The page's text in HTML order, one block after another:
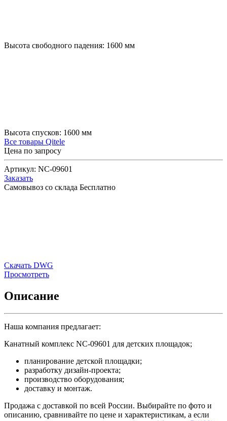
Высота свободного падения: 1600 мм
Высота спусков: 1600 мм
Все товары Qitele
Цена по запросу
Артикул: NC-09601
Заказать
Самовывоз со склада Бесплатно
Скачать DWG
Просмотреть
Описание
Наша компания предлагает:
Канатный комплекс NC-09601 для детских площадок;
планирование детской площадки;
разработку дизайн-проекта;
производство оборудования;
доставку и монтаж.
Продажа с доставкой по всей России. Выбирайте по фото и
описанию, сравнивайте по цене и характеристикам, а если